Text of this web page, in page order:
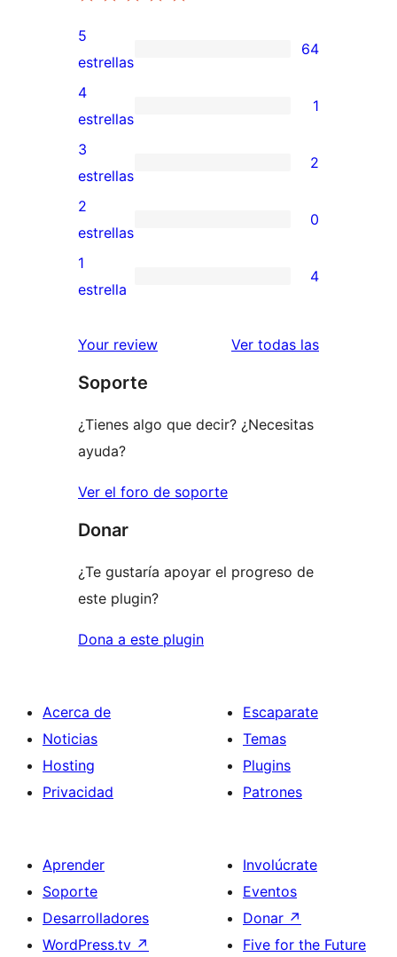
64
valoraciones
de
5
estrellas
5
estrellas
64
1
valoración
de
4
estrellas
4
estrellas
1
2
valoraciones
de
3
estrellas
3
estrellas
2
0
valoraciones
de
estrellas
2
estrellas
0
4
de
estrellas
1
estrella
4
Your review Ver todas las
Soporte
¿Tienes algo que decir? ¿Necesitas
ayuda?
Ver el foro de soporte
Donar
¿Te gustaría apoyar el progreso de
este plugin?
Dona a este plugin
Acerca de
Noticias
Hosting
Privacidad
Escaparate
Temas
Plugins
Patrones
Aprender
Soporte
Desarrolladores
WordPress.tv ↗
Involúcrate
Eventos
Donar ↗
Five for the Future